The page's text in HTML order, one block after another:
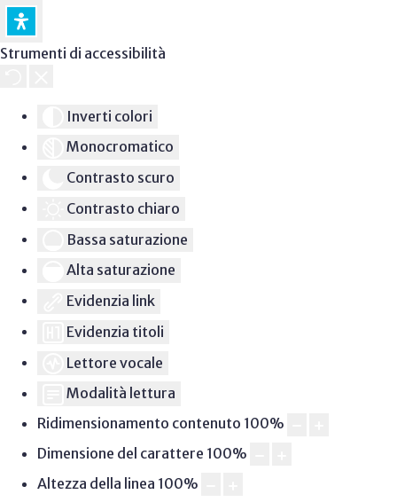
Strumenti di accessibilità
Inverti colori
Monocromatico
Contrasto scuro
Contrasto chiaro
Bassa saturazione
Alta saturazione
Evidenzia link
Evidenzia titoli
Lettore vocale
Modalità lettura
Ridimensionamento contenuto 100%
Dimensione del carattere 100%
Altezza della linea 100%